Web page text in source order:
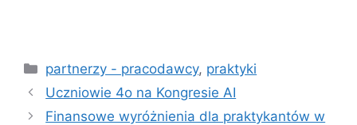
partnerzy - pracodawcy, praktyki
Uczniowie 4o na Kongresie AI
Finansowe wyróżnienia dla praktykantów w